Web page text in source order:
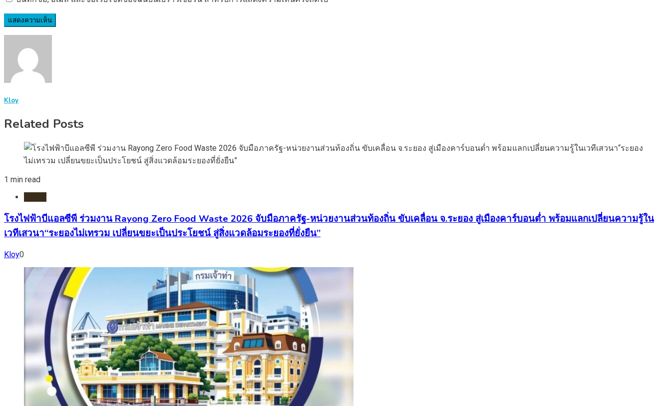
Kloy
Related Posts
1 min read
โรงไฟฟ้าบีแอลซีพี ร่วมงาน Rayong Zero Food Waste 2026 จับมือภาครัฐ-หน่วยงานส่วนท้องถิ่น ขับเคลื่อน จ.ระยอง สู่เมืองคาร์บอนต่ำ พร้อมแลกเปลี่ยนความรู้ใน
เวทีเสวนา“ระยองไม่เทรวม เปลี่ยนขยะเป็นประโยชน์ สู่สิ่งแวดล้อมระยองที่ยั่งยืน”
Kloy0